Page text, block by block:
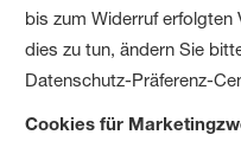
bis zum Widerruf erfolgten
dies zu tun, ändern Sie
Datenschutz-Präferenz-
Cookies für